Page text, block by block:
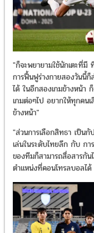
"ก็จะพยายามใช้นักเตะที่มี
การฟื้นฟูร่างกายสองวันนี้
ได้ ในอีกสองเกมข้างหน้า
เกมต่อๆไป อยากให้ทุกคน
ข้างหน้า"
"ส่วนการเลือกสิทธา เป็นกั
เล่นในระดับไทยลีก กับ กา
ของทีมก็สามารถสื่อสารกั
ตำแหน่งที่คอนโทรลบอลไ